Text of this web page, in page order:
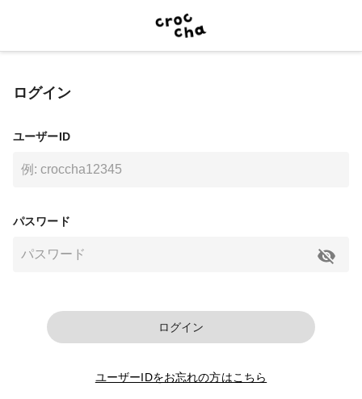
ログイン
ユーザーID
パスワード
ログイン
ユーザーIDをお忘れの方はこちら